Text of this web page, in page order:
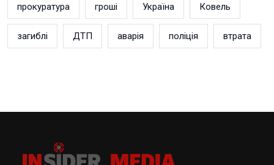
прокуратура гроші Україна Ковель
загиблі ДТП аварія поліція втрата